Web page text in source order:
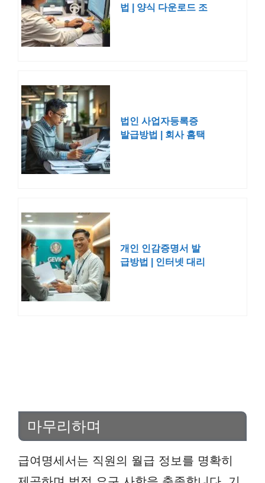
법 | 양식 다운로드 조
법인 사업자등록증
발급방법 | 회사 홈택
개인 인감증명서 발
급방법 | 인터넷 대리
마무리하며
급여명세서는 직원의 월급 정보를 명확히